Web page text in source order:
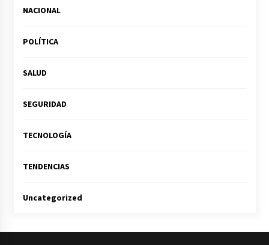
NACIONAL
POLÍTICA
SALUD
SEGURIDAD
TECNOLOGÍA
TENDENCIAS
Uncategorized